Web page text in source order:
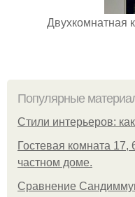
Двухкомнатная
Популярные
Стили интерьеров:
Гостевая комната 17,
частном доме.
Сравнение